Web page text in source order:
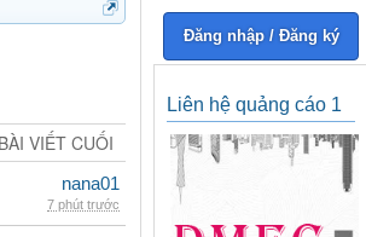
BÀI VIẾT CUỐI
nana01
7 phút trước
Đăng nhập / Đăng ký
Liên hệ quảng cáo 1